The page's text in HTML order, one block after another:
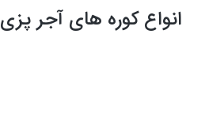
انواع کوره های آجر پزی